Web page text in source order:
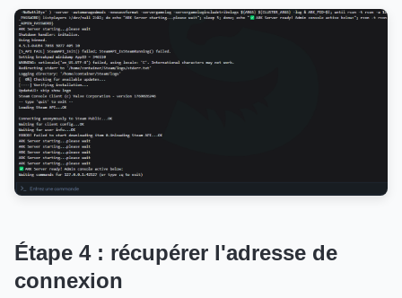
Étape 4 : récupérer l'adresse de
connexion